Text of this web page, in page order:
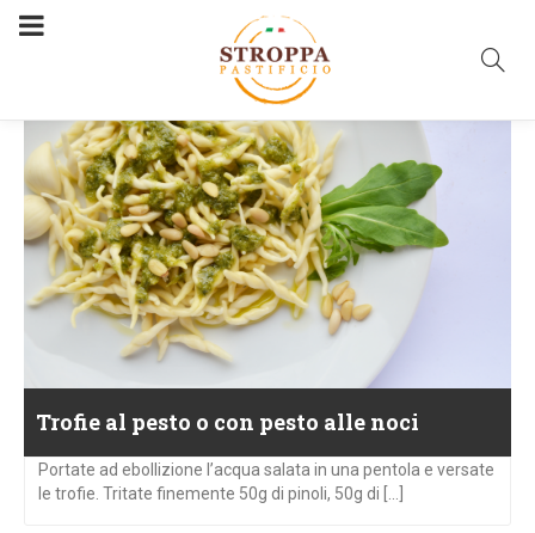
Trofie al pesto o con pesto alle noci
Portate ad ebollizione l’acqua salata in una pentola e versate
le trofie. Tritate finemente 50g di pinoli, 50g di [...]